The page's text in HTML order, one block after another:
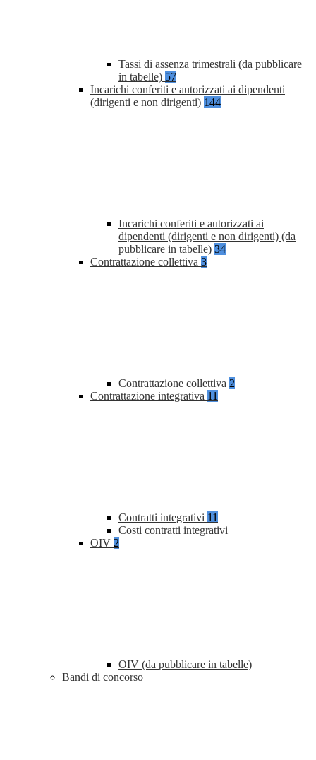
Tassi di assenza trimestrali (da pubblicare
in tabelle) 57
Incarichi conferiti e autorizzati ai dipendenti
(dirigenti e non dirigenti) 144
Incarichi conferiti e autorizzati ai
dipendenti (dirigenti e non dirigenti) (da
pubblicare in tabelle) 34
Contrattazione collettiva 3
Contrattazione collettiva 2
Contrattazione integrativa 11
Contratti integrativi 11
Costi contratti integrativi
OIV 2
OIV (da pubblicare in tabelle)
Bandi di concorso